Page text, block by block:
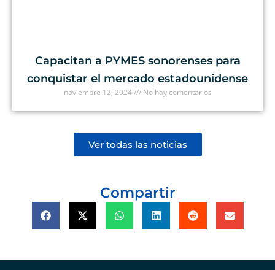
Capacitan a PYMES sonorenses para
conquistar el mercado estadounidense
noviembre 12, 2024 No hay comentarios
Ver todas las noticias
Compartir